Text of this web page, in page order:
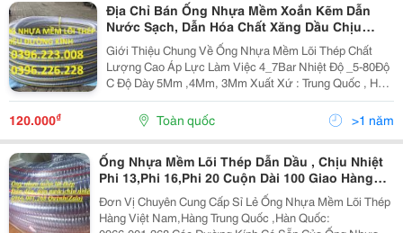
Địa Chỉ Bán Ống Nhựa Mềm Xoắn Kẽm Dẫn
Nước Sạch, Dẫn Hóa Chất Xăng Dầu Chịu
Nhiệt Giá Rẻ.
Giới Thiệu Chung Về Ống Nhựa Mềm Lõi Thép Chất
Lượng Cao Áp Lực Làm Việc 4_7Bar Nhiệt Độ _5-80Độ
C Độ Dày 5Mm ,4Mm, 3Mm Xuất Xứ : Trung Quốc , Hàn
Quốc Đường Kính Thông Dụng Phi 13, Phi16, Phi20,
Phi25, Phi27, Phi32, Phi34, Phi38,...
120.000₫ Toàn quốc >1 năm
Ống Nhựa Mềm Lõi Thép Dẫn Dầu , Chịu Nhiệt
Phi 13,Phi 16,Phi 20 Cuộn Dài 100 Giao Hàng
Toàn Quốc
Đơn Vị Chuyên Cung Cấp Sỉ Lẻ Ống Nhựa Mềm Lõi Thép
Hàng Việt Nam,Hàng Trung Quốc ,Hàn Quốc: